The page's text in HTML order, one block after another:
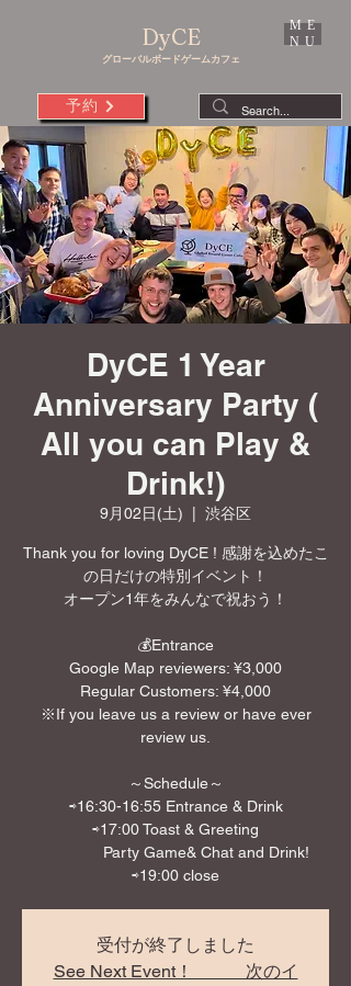
DyCE
グローバルボードゲームカフェ
予約
ME
NU
DyCE 1 Year
Anniversary Party (
All you can Play &
Drink!)
9月02日(土) 渋谷区
Thank you for loving DyCE ! 感謝を込めたこ
の日だけの特別イベント！
オープン1年をみんなで祝おう！
💰Entrance
Google Map reviewers: ¥3,000
Regular Customers: ¥4,000
※If you leave us a review or have ever
review us.
～Schedule～
⇨16:30-16:55 Entrance & Drink
⇨17:00 Toast & Greeting
Party Game& Chat and Drink!
⇨19:00 close
受付が終了しました
See Next Event！ 次のイ